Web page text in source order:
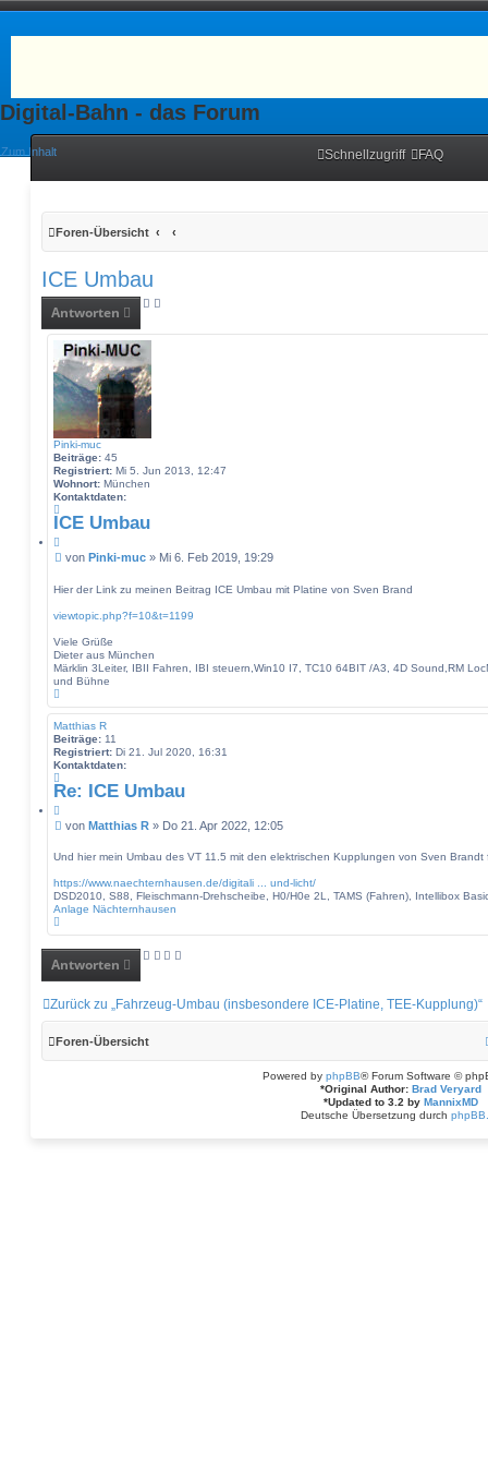
Digital-Bahn - das Forum
Zum Inhalt Schnellzugriff FAQ
Foren-Übersicht
ICE Umbau
Antworten
Pinki-muc
Beiträge: 45
Registriert: Mi 5. Jun 2013, 12:47
Wohnort: München
Kontaktdaten:
o
a
t
a
e
n
v
o
P
i
n
k
i
-
m
u
ICE Umbau
i
t
B
i
r
g
von Pinki-muc » Mi 6. Feb 2019, 19:29
Hier der Link zu meinen Beitrag ICE Umbau mit Platine von Sven Brand
viewtopic.php?f=10&t=1199
Viele Grüße
Dieter aus München
Märklin 3Leiter, IBII Fahren, IBI steuern,Win10 I7, TC10 64BIT /A3, 4D Sound,RM
und Bühne
a
h
o
b
e
n
Matthias R
Beiträge: 11
Registriert: Di 21. Jul 2020, 16:31
Kontaktdaten:
o
a
t
a
t
e
v
o
M
t
t
h
i
s
Re: ICE Umbau
i
t
B
i
r
a
g
von Matthias R » Do 21. Apr 2022, 12:05
Und hier mein Umbau des VT 11.5 mit den elektrischen Kupplungen von Sven Brandt
https://www.naechternhausen.de/digitali ... und-licht/
DSD2010, S88, Fleischmann-Drehscheibe, H0/H0e 2L, TAMS (Fahren), Intellibox
Anlage Nächternhausen
a
c
o
e
n
Antworten
Zurück zu „Fahrzeug-Umbau (insbesondere ICE-Platine, TEE-Kupplung)“
Foren-Übersicht
Powered by phpBB® Forum Software ©
*Original Author: Brad Veryard
*Updated to 3.2 by MannixMD
Deutsche Übersetzung durch